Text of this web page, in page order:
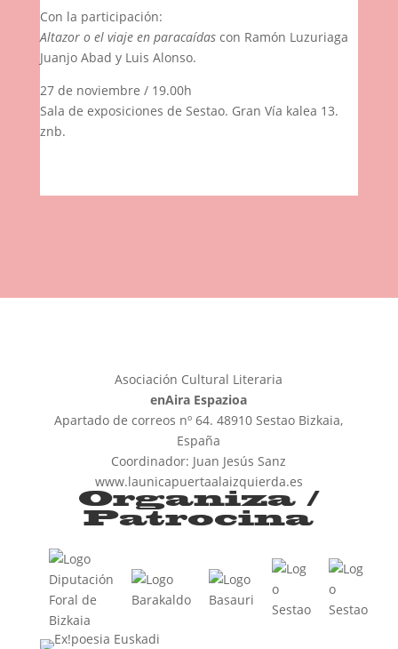
Con la participación:
Altazor o el viaje en paracaídascon Ramón Luzuriaga
Juanjo Abad y Luis Alonso.
27 de noviembre / 19.00h
Sala de exposiciones de Sestao. Gran Vía kalea 13.
znb.
Asociación Cultural Literaria
enAira Espazioa
Apartado de correos nº 64. 48910 Sestao Bizkaia,
España
Coordinador: Juan Jesús Sanz
www.launicapuertaalaizquierda.es
Organiza /
Patrocina